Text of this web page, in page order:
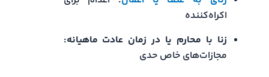
اکراه‌کننده
زنا با محارم یا در زمان عادت ماهیانه:
مجازات‌های خاص حدی